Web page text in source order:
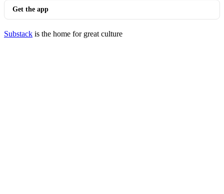
Get the app
Substack is the home for great culture